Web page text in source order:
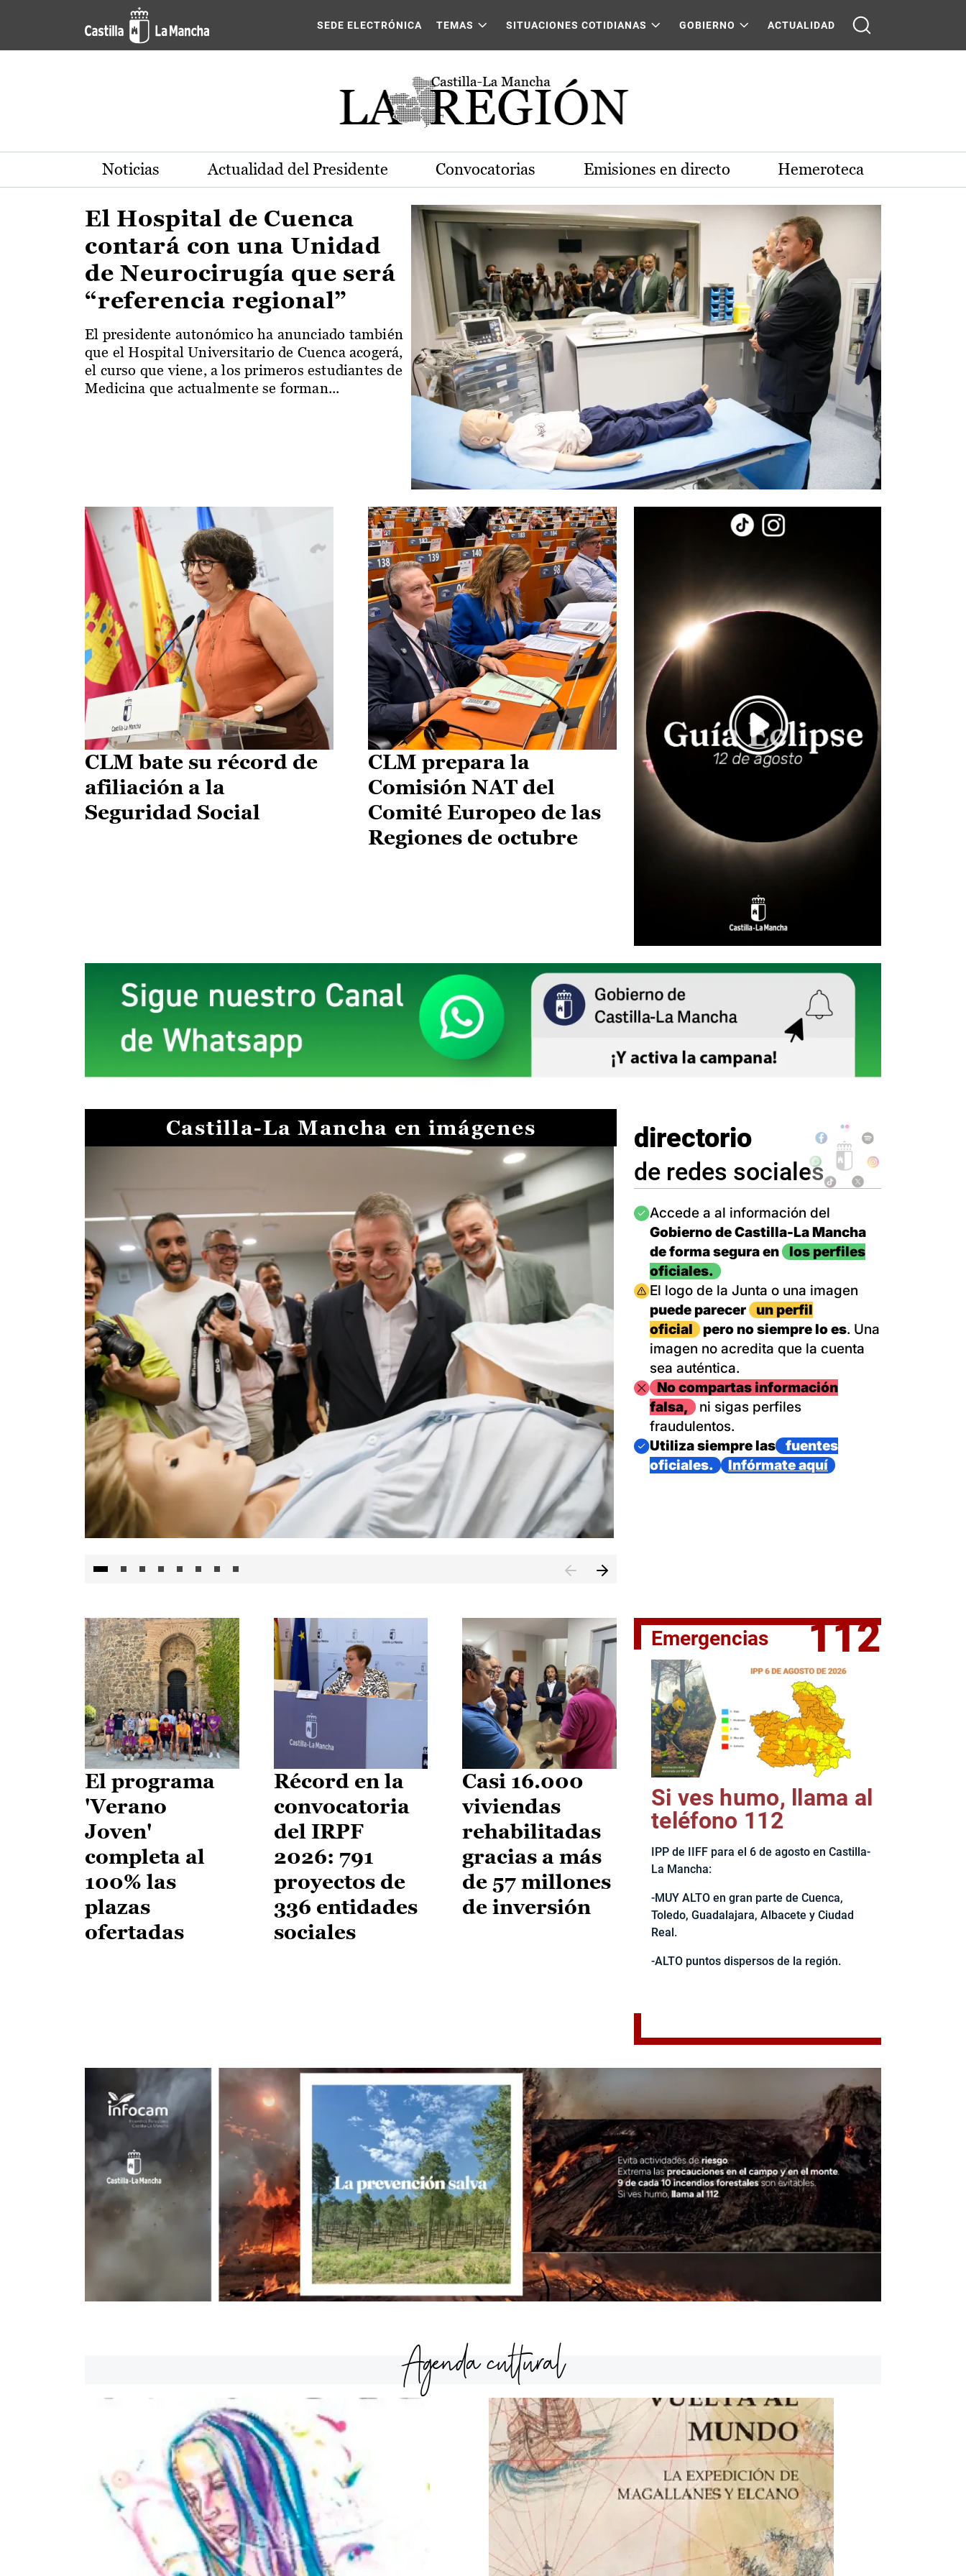
Pasar al contenido principal
Actualidad de la región de Castilla-La Mancha
SEDE ELECTRÓNICA TEMAS SITUACIONES COTIDIANAS GOBIERNO ACTUALIDAD
Noticias Actualidad del Presidente Convocatorias Emisiones en directo Hemeroteca
El Hospital de Cuenca
contará con una Unidad
de Neurocirugía que será
“referencia regional”
El presidente autonómico ha anunciado también
que el Hospital Universitario de Cuenca acogerá,
el curso que viene, a los primeros estudiantes de
Medicina que actualmente se forman...
CLM bate su récord de
afiliación a la
Seguridad Social
CLM prepara la
Comisión NAT del
Comité Europeo de las
Regiones de octubre
Castilla-La Mancha en imágenes
El jefe del Ejecutivo castellanomanchego, Emiliano García-
directorio
de redes sociales
Imagen
Accede a al información del
Gobierno de Castilla-La Mancha
de forma segura en
los perfiles
oficiales.
Imagen
El logo de la Junta o una imagen
puede parecer
un perfil
oficial
pero no siempre lo es. Una
imagen no acredita que la cuenta
sea auténtica.
ImagenNo compartas información
falsa,
ni sigas perfiles
fraudulentos.
Imagen
Utiliza siempre las
fuentes
oficiales.
Infórmate aquí
El programa
'Verano
Joven'
completa al
100% las
plazas
ofertadas
Récord en la
convocatoria
del IRPF
2026: 791
proyectos de
336 entidades
sociales
Casi 16.000
viviendas
rehabilitadas
gracias a más
de 57 millones
de inversión
Emergencias 112
Si ves humo, llama al
teléfono 112
IPP de IIFF para el 6 de agosto en Castilla-
La Mancha:
-MUY ALTO en gran parte de Cuenca,
Toledo, Guadalajara, Albacete y Ciudad
Real.
-ALTO puntos dispersos de la región.
Agenda cultural